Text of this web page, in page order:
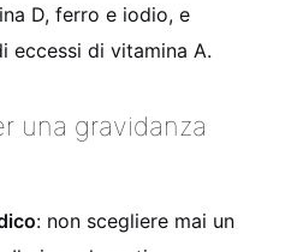
D, ferro e iodio, e
eccessi di vitamina A.
una gravidanza
: non scegliere mai un